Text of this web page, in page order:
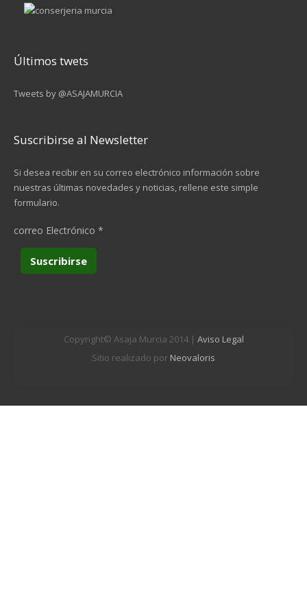
Últimos twets
Tweets by @ASAJAMURCIA
Suscribirse al Newsletter
Si desea recibir en su correo electrónico información sobre
nuestras últimas novedades y noticias, rellene este simple
formulario.
correo Electrónico *
Copyright© Asaja Murcia 2014 | Aviso Legal
Sitio realizado por Neovaloris